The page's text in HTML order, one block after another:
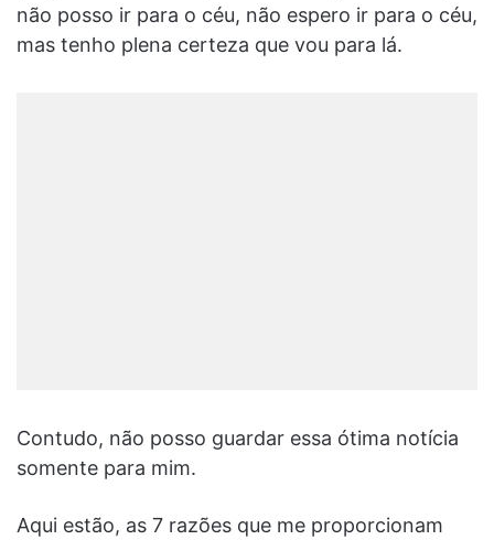
não posso ir para o céu, não espero ir para o céu,
mas tenho plena certeza que vou para lá.
Contudo, não posso guardar essa ótima notícia
somente para mim.
Aqui estão, as 7 razões que me proporcionam